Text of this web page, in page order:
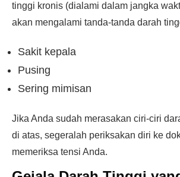
tinggi kronis (dialami dalam jangka
akan mengalami tanda-tanda darah
Sakit kepala
Pusing
Sering mimisan
Jika Anda sudah merasakan ciri-ciri
di atas, segeralah periksakan diri ke
memeriksa tensi Anda.